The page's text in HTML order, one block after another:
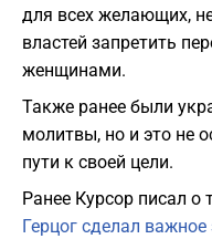
для всех желающих,
властей запретить
женщинами.
Также ранее были
молитвы, но и это не
пути к своей цели.
Ранее Курсор писал о
Герцог сделал